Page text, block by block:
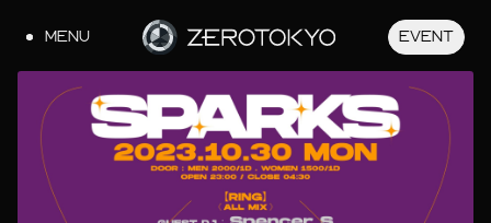
MENU EVENT
JA EN